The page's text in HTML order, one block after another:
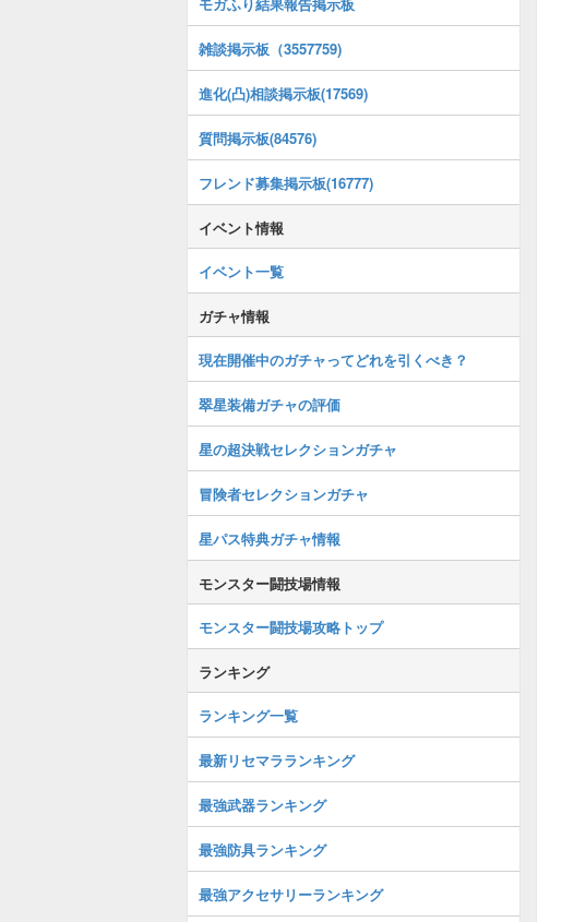
雑談掲示板（3557759)
進化(凸)相談掲示板(17569)
質問掲示板(84576)
フレンド募集掲示板(16777)
イベント情報
イベント一覧
ガチャ情報
現在開催中のガチャってどれを引くべき？
翠星装備ガチャの評価
星の超決戦セレクションガチャ
冒険者セレクションガチャ
星パス特典ガチャ情報
モンスター闘技場情報
モンスター闘技場攻略トップ
ランキング
ランキング一覧
最新リセマラランキング
最強武器ランキング
最強防具ランキング
最強アクセサリーランキング